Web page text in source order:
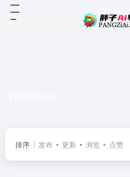
排序 发布 更新 浏览 点赞